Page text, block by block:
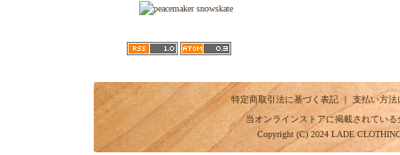
特定商取引法に基づく表記｜ 支払い方法
当オンラインストアに掲載されてい
Copyright (C) 2024 LADE